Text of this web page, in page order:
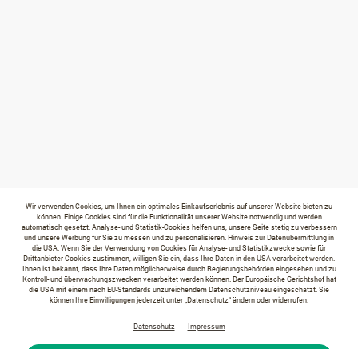
Wir verwenden Cookies, um Ihnen ein optimales Einkaufserlebnis auf unserer Website bieten zu
können. Einige Cookies sind für die Funktionalität unserer Website notwendig und werden
automatisch gesetzt. Analyse- und Statistik-Cookies helfen uns, unsere Seite stetig zu verbessern
und unsere Werbung für Sie zu messen und zu personalisieren. Hinweis zur Datenübermittlung in
die USA: Wenn Sie der Verwendung von Cookies für Analyse- und Statistikzwecke sowie für
Drittanbieter-Cookies zustimmen, willigen Sie ein, dass Ihre Daten in den USA verarbeitet werden.
Ihnen ist bekannt, dass Ihre Daten möglicherweise durch Regierungsbehörden eingesehen und zu
Kontroll- und überwachungszwecken verarbeitet werden können. Der Europäische Gerichtshof hat
die USA mit einem nach EU-Standards unzureichendem Datenschutzniveau eingeschätzt. Sie
können Ihre Einwilligungen jederzeit unter „Datenschutz“ ändern oder widerrufen.
Datenschutz Impressum